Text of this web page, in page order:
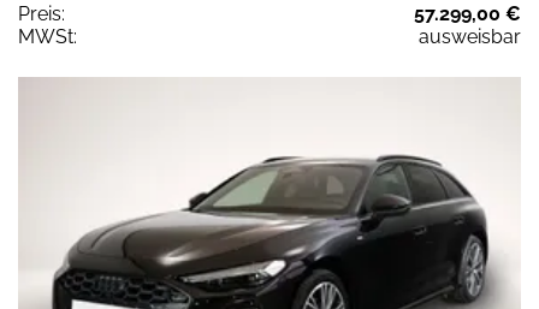
Preis:
57.299,00 €
MWSt:
ausweisbar